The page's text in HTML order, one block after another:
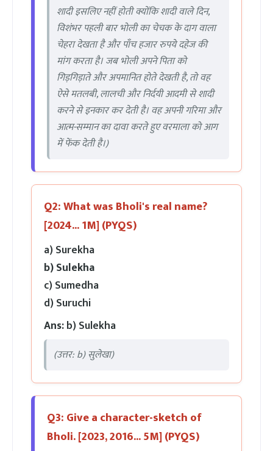
शादी इसलिए नहीं होती क्योंकि शादी वाले दिन,
विशंभर पहली बार भोली का चेचक के दाग वाला
चेहरा देखता है और पाँच हजार रुपये दहेज की
मांग करता है। जब भोली अपने पिता को
गिड़गिड़ाते और अपमानित होते देखती है, तो वह
ऐसे मतलबी, लालची और निर्दयी आदमी से शादी
करने से इनकार कर देती है। वह अपनी गरिमा और
आत्म-सम्मान का दावा करते हुए वरमाला को आग
में फेंक देती है।)
Q2: What was Bholi's real name?
[2024... 1M] (PYQS)
a) Surekha
b) Sulekha
c) Sumedha
d) Suruchi
Ans:b) Sulekha
(उत्तर: b) सुलेखा)
Q3: Give a character-sketch of
Bholi. [2023, 2016... 5M] (PYQS)